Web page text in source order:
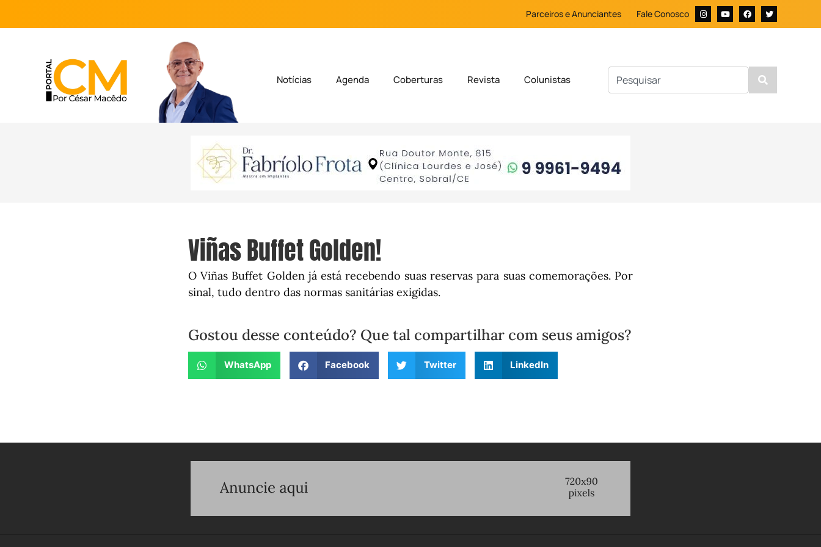
Parceiros e Anunciantes Fale Conosco
Notícias Agenda Coberturas Revista Colunistas
Viñas Buffet Golden!
O Viñas Buffet Golden já está recebendo suas reservas para suas comemorações. Por
sinal, tudo dentro das normas sanitárias exigidas.
Gostou desse conteúdo? Que tal compartilhar com seus amigos?
WhatsApp Facebook Twitter LinkedIn